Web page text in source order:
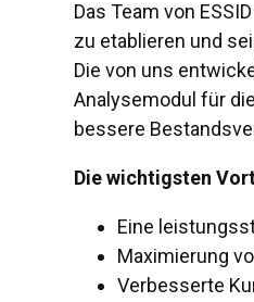
Das Team von
zu etablieren und
Die von uns
Analysemodul für
bessere
Die wichtigsten
Eine
Maximierung
Verbesserte